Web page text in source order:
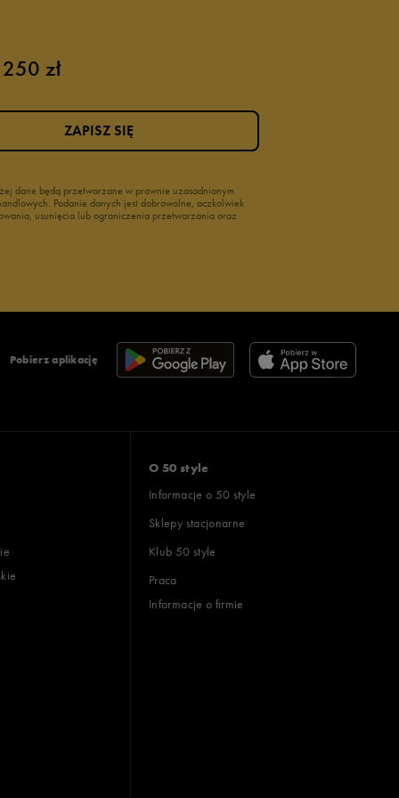
zł
dane będą przetwarzane w prawnie uzasadnionym
Podanie danych jest dobrowolne, aczkolwiek
usunięcia lub ograniczenia przetwarzania oraz
ZAPISZ SIĘ
Pobierz aplikację
O 50 style
Informacje o 50 style
Sklepy stacjonarne
Klub 50 style
Praca
Informacje o firmie